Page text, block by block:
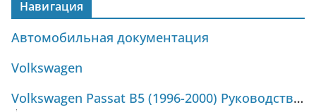
Навигация
Автомобильная документация
Volkswagen
Volkswagen Passat B5 (1996-2000) Руководство по ремонту и техническому обслуживанию